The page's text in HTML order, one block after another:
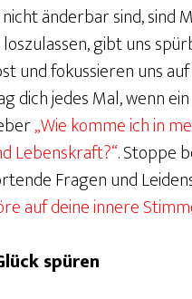
änderbar sind, sind
gibt uns
und fokussieren uns
dich jedes Mal, wenn
„Wie komme ich in
Lebenskraft?“. Stoppe
Fragen und
auf deine innere
spüren